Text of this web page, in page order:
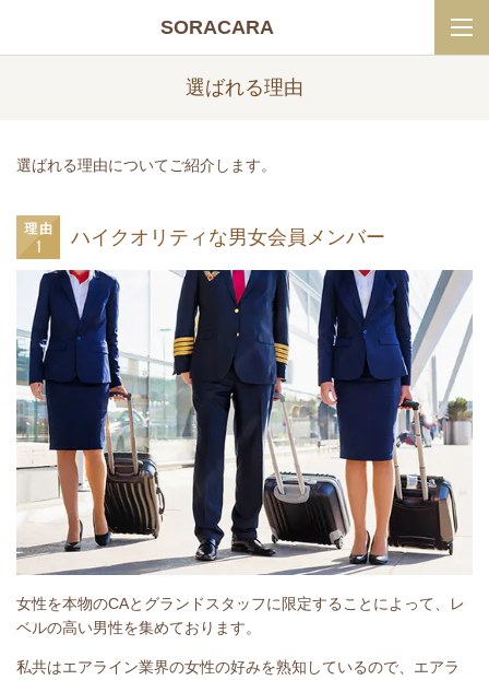
SORACARA
選ばれる理由
選ばれる理由についてご紹介します。
ハイクオリティな男女会員メンバー
女性を本物のCAとグランドスタッフに限定することによって、レ
ベルの高い男性を集めております。
私共はエアライン業界の女性の好みを熟知しているので、エアラ